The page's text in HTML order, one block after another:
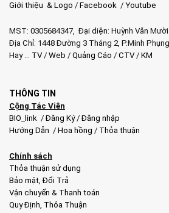
Giới thiệu & Logo / Facebook / Youtube
MST: 0305684347, Đại diện: Huỳnh Văn Mười
Địa Chỉ: 1448 Đường 3 Tháng 2, P.Minh
Hay … TV/ Web / Quảng Cáo / CTV/ KM
THÔNG TIN
Cộng Tác Viên
BIO_link /Đăng Ký/Đăng nhập
Hướng Dẫn / Hoa hồng / Thỏa thuận
Chính sách
Thỏa thuận sử dụng
Bảo mật,Đổi Trả
Vận chuyển & Thanh toán
Quy Định, Thỏa Thuận